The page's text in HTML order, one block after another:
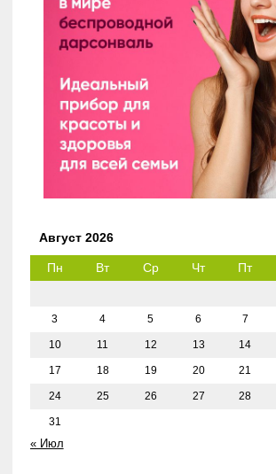
Август 2026
Пн Вт Ср Чт Пт
3 4 5 6 7
10 11 12 13 14
17 18 19 20 21
24 25 26 27 28
31
« Июл